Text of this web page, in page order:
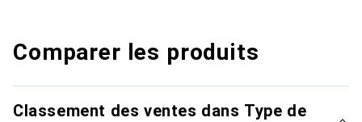
Comparer les produits
Classement des ventes dans Type de